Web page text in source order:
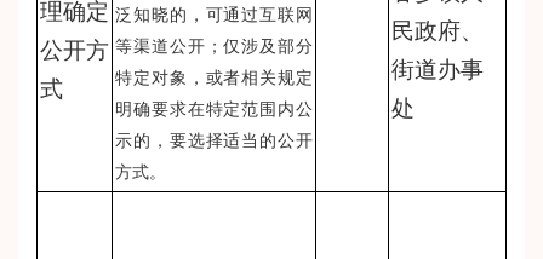
理确定
公开方
式
泛知晓的，可通过互联网
等渠道公开；仅涉及部分
特定对象，或者相关规定
明确要求在特定范围内公
示的，要选择适当的公开
方式。
民政府、
街道办事
处